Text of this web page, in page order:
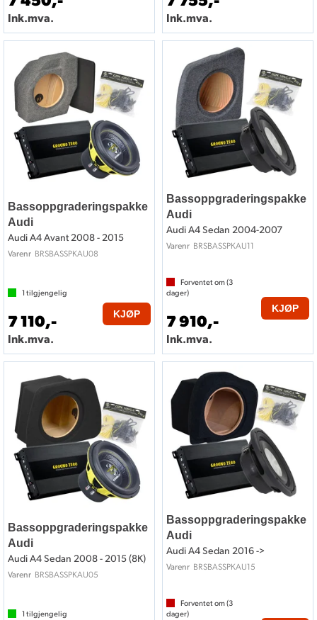
Ink.mva. Ink.mva.
Bassoppgraderingspakke
Audi
Audi A4 Avant 2008 - 2015
Varenr BRSBASSPKAU08
1 tilgjengelig
7 110,-
Ink.mva.
KJØP
Bassoppgraderingspakke
Audi
Audi A4 Sedan 2004-2007
Varenr BRSBASSPKAU11
Forventet om (3
dager)
7 910,-
Ink.mva.
KJØP
Bassoppgraderingspakke
Audi
Audi A4 Sedan 2008 - 2015 (8K)
Varenr BRSBASSPKAU05
1 tilgjengelig
Bassoppgraderingspakke
Audi
Audi A4 Sedan 2016 ->
Varenr BRSBASSPKAU15
Forventet om (3
dager)